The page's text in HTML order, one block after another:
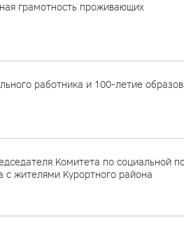
грамотность проживающих
работника и 100-летие
Комитета по социальной
с жителями Курортного района